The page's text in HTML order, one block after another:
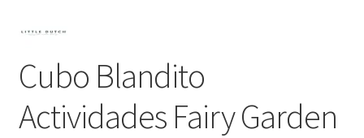
Cubo Blandito
Actividades Fairy Garden